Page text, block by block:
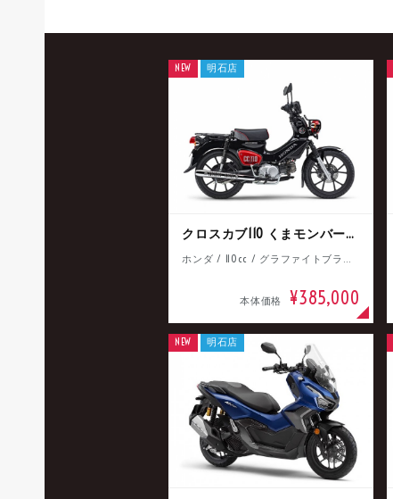
クロスカブ110 くまモンバージョン
ホンダ / 110cc / グラファイトブラック
本体価格 ¥385,000
NEW 明石店
NEW 明石店